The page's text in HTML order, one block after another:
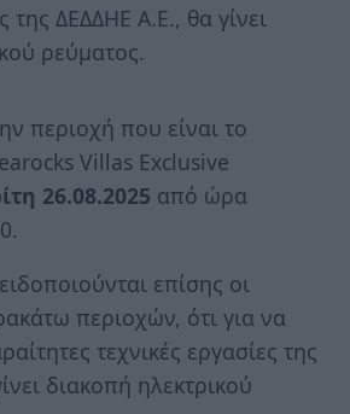
της ΔΕΔΔΗΕ Α.Ε., θα γίνει
ρεύματος.
περιοχή που είναι το
Villas Exclusive
26.08.2025 από ώρα
επίσης οι
περιοχών, ότι για να
τεχνικές εργασίες της
διακοπή ηλεκτρικού